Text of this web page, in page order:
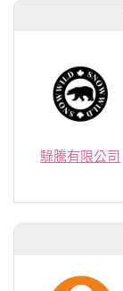
騄騰有限公司